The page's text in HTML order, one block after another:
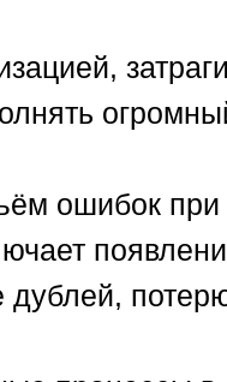
ошибок при
дублей,